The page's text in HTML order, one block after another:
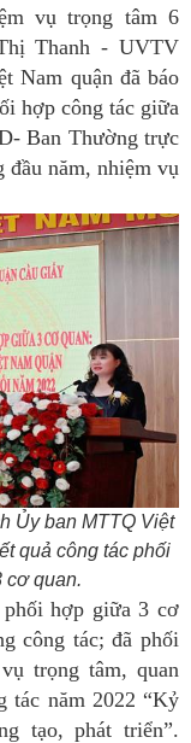
vụ trọng tâm 6
Thanh - UVTV
Nam quận đã báo
hợp công tác giữa
Ban Thường trực
năm, nhiệm vụ
Ủy ban MTTQ Việt
quả công tác phối
cơ quan.
phối hợp giữa 3 cơ
công tác; đã phối
trọng tâm, quan
tác năm 2022 “Kỷ
tạo, phát triển”.